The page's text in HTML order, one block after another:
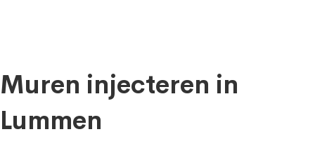
Muren injecteren in
Lummen